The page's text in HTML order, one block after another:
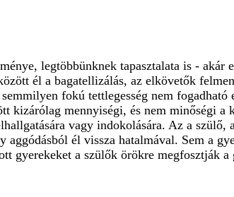
legtöbbünknek tapasztalata is -
él a bagatellizálás, az elkövetők
fokú tettlegesség nem
kizárólag mennyiségi, és nem minőségi a
vagy indokolására. Az a szülő,
él vissza hatalmával. Sem a
gyerekeket a szülők örökre megfosztják